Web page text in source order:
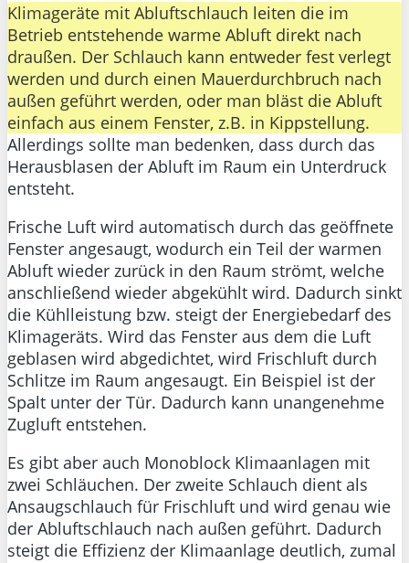
Klimageräte mit Abluftschlauch leiten die im
Betrieb entstehende warme Abluft direkt nach
draußen. Der Schlauch kann entweder fest verlegt
werden und durch einen Mauerdurchbruch nach
außen geführt werden, oder man bläst die Abluft
einfach aus einem Fenster, z.B. in Kippstellung.
Allerdings sollte man bedenken, dass durch das
Herausblasen der Abluft im Raum ein Unterdruck
entsteht.
Frische Luft wird automatisch durch das geöffnete
Fenster angesaugt, wodurch ein Teil der warmen
Abluft wieder zurück in den Raum strömt, welche
anschließend wieder abgekühlt wird. Dadurch sinkt
die Kühlleistung bzw. steigt der Energiebedarf des
Klimageräts. Wird das Fenster aus dem die Luft
geblasen wird abgedichtet, wird Frischluft durch
Schlitze im Raum angesaugt. Ein Beispiel ist der
Spalt unter der Tür. Dadurch kann unangenehme
Zugluft entstehen.
Es gibt aber auch Monoblock Klimaanlagen mit
zwei Schläuchen. Der zweite Schlauch dient als
Ansaugschlauch für Frischluft und wird genau wie
der Abluftschlauch nach außen geführt. Dadurch
steigt die Effizienz der Klimaanlage deutlich, zumal